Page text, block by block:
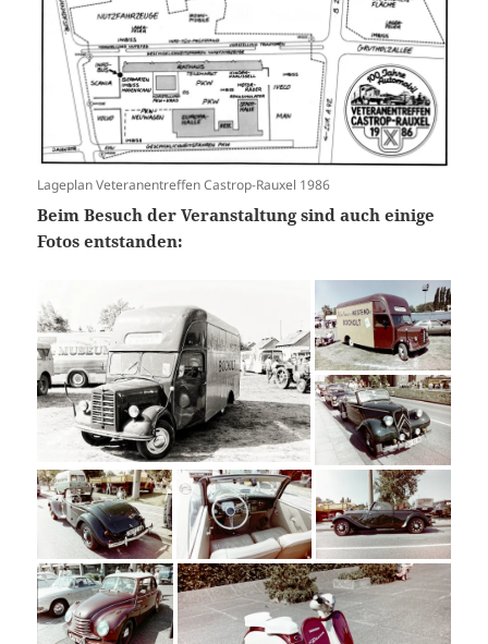
Lageplan Veteranentreffen Castrop-Rauxel 1986
Beim Besuch der Veranstaltung sind auch einige
Fotos entstanden: